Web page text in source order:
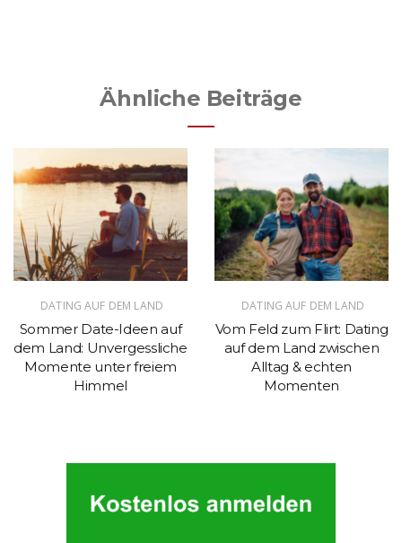
Ähnliche Beiträge
DATING AUF DEM LAND
Sommer Date-Ideen auf
dem Land: Unvergessliche
Momente unter freiem
Himmel
DATING AUF DEM LAND
Vom Feld zum Flirt: Dating
auf dem Land zwischen
Alltag & echten
Momenten